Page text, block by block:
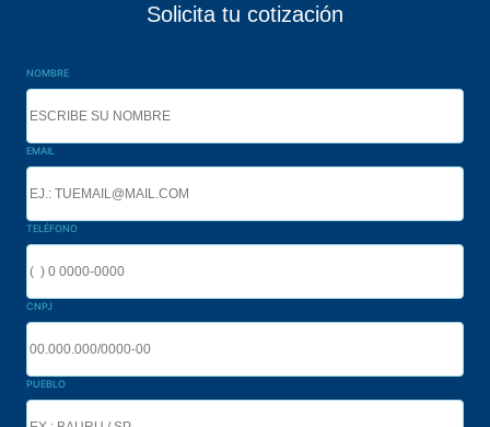
Solicita tu cotización
NOMBRE
EMAIL
TELÉFONO
CNPJ
PUEBLO